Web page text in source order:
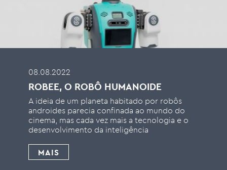
08.08.2022
ROBEE, O ROBÔ HUMANOIDE
A ideia de um planeta habitado por robôs
androides parecia confinada ao mundo do
cinema, mas cada vez mais a tecnologia e o
desenvolvimento da inteligência
MAIS